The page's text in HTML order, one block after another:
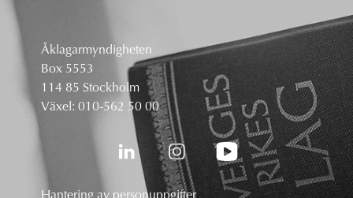
Åklagarmyndigheten
Box 5553
114 85 Stockholm
Växel: 010-562 50 00
Hantering av personuppgifter